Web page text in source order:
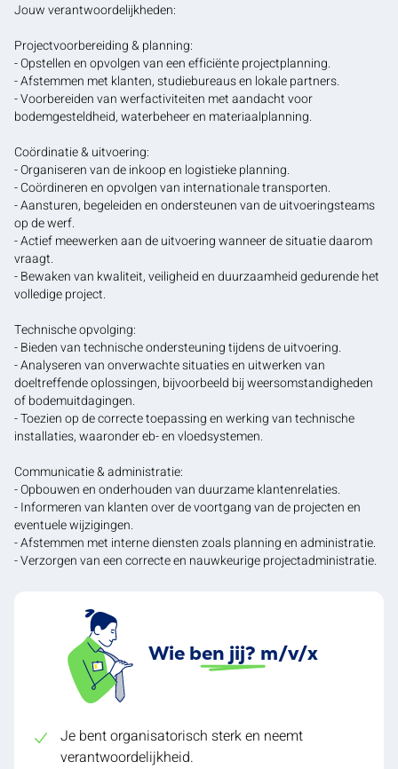
Jouw verantwoordelijkheden:
Projectvoorbereiding & planning:
- Opstellen en opvolgen van een efficiënte projectplanning.
- Afstemmen met klanten, studiebureaus en lokale partners.
- Voorbereiden van werfactiviteiten met aandacht voor
bodemgesteldheid, waterbeheer en materiaalplanning.
Coördinatie & uitvoering:
- Organiseren van de inkoop en logistieke planning.
- Coördineren en opvolgen van internationale transporten.
- Aansturen, begeleiden en ondersteunen van de uitvoeringsteams
op de werf.
- Actief meewerken aan de uitvoering wanneer de situatie daarom
vraagt.
- Bewaken van kwaliteit, veiligheid en duurzaamheid gedurende het
volledige project.
Technische opvolging:
- Bieden van technische ondersteuning tijdens de uitvoering.
- Analyseren van onverwachte situaties en uitwerken van
doeltreffende oplossingen, bijvoorbeeld bij weersomstandigheden
of bodemuitdagingen.
- Toezien op de correcte toepassing en werking van technische
installaties, waaronder eb- en vloedsystemen.
Communicatie & administratie:
- Opbouwen en onderhouden van duurzame klantenrelaties.
- Informeren van klanten over de voortgang van de projecten en
eventuele wijzigingen.
- Afstemmen met interne diensten zoals planning en administratie.
- Verzorgen van een correcte en nauwkeurige projectadministratie.
Wie ben jij? m/v/x
Je bent organisatorisch sterk en neemt
verantwoordelijkheid.